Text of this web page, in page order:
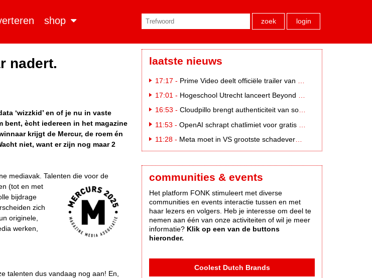
shop zoek login
nadert.
‘wizzkid’ en of je nu in vaste
bent, ècht iedereen in het magazine
krijgt de Mercur, de roem én
niet, want er zijn nog maar 2
mediavak. Talenten die voor de
(tot en met
bijdrage
zich
originele,
werken,
talenten dus vandaag nog aan! En,
laatste nieuws
17:17 - Prime Video deelt officiële trailer van L*VE KLEINE
17:01 - Hogeschool Utrecht lanceert Beyond Campus binnen International Creative Business
16:53 - Cloudpillo brengt authenticiteit van social naar tv
11:53 - OpenAI schrapt chatlimiet voor gratis ChatGPT-gebruikers
11:28 - Meta moet in VS grootste schadevergoeding ooit betalen: 567 miljoen dollar
communities & events
Het platform FONK stimuleert met diverse
communities en events interactie tussen en met
haar lezers en volgers. Heb je interesse om deel te
nemen aan één van onze activiteiten of wil je meer
informatie? Klik op een van de buttons
hieronder.
Coolest Dutch Brands